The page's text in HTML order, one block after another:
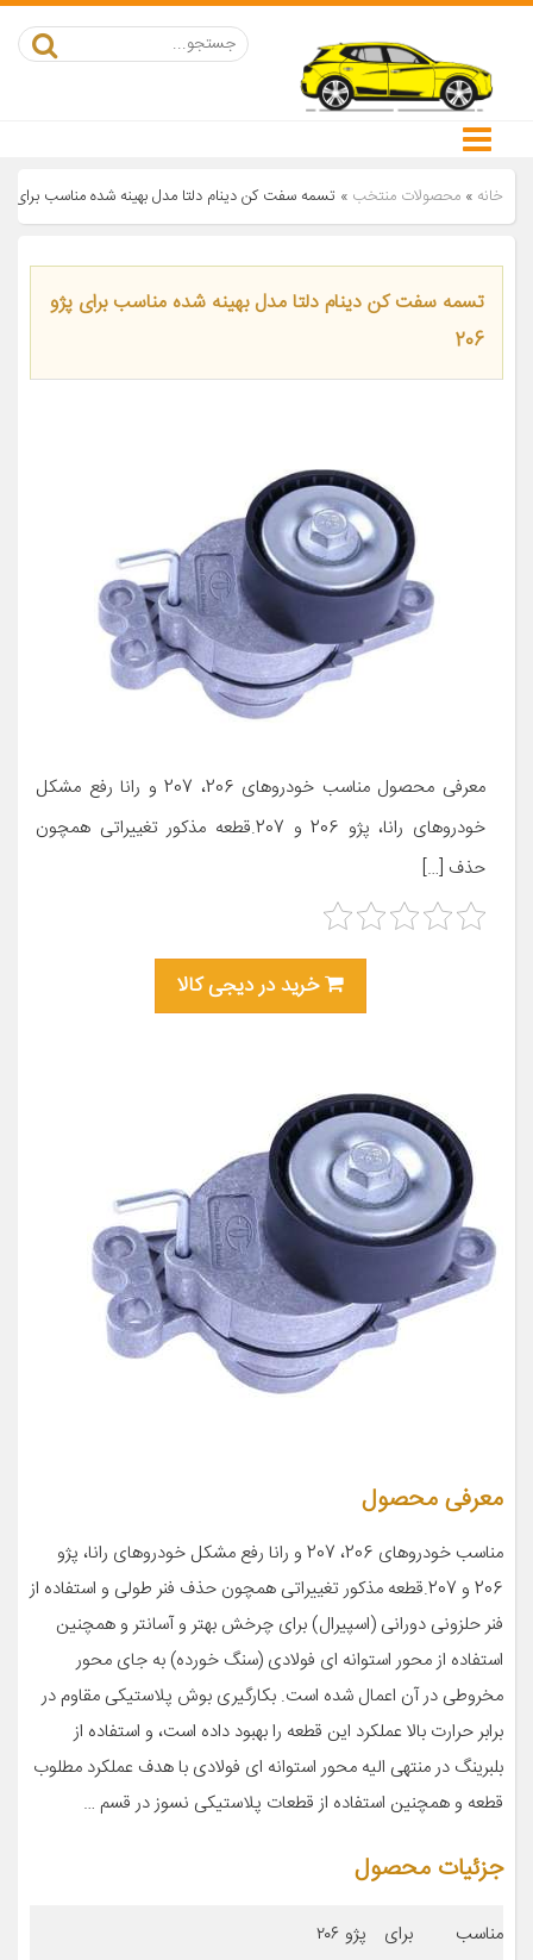
خانه » محصولات منتخب » تسمه سفت كن دينام دلتا مدل بهينه شده مناسب براى پژو
تسمه سفت كن دينام دلتا مدل بهينه شده مناسب براى پژو
206
معرفی محصول مناسب خودروهای 206، 207 و رانا رفع مشکل
خودروهای رانا، پژو 206 و 207.قطعه مذکور تغییراتی همچون
حذف […]
خرید در دیجی کالا
معرفی محصول
مناسب خودروهای 206، 207 و رانا رفع مشکل خودروهای رانا، پژو
206 و 207.قطعه مذکور تغییراتی همچون حذف فنر طولی و استفاده از
فنر حلزونی دورانی (اسپیرال) برای چرخش بهتر و آسانتر و همچنین
استفاده از محور استوانه ای فولادی (سنگ خورده) به جای محور
مخروطی در آن اعمال شده است. بکارگیری بوش پلاستیکی مقاوم در
برابر حرارت بالا عملکرد این قطعه را بهبود داده است، و استفاده از
بلبرینگ در منتهی الیه محور استوانه ای فولادی با هدف عملکرد مطلوب
قطعه و همچنین استفاده از قطعات پلاستیکی نسوز در قسم …
جزئیات محصول
مناسب برای
پژو ۲۰۶